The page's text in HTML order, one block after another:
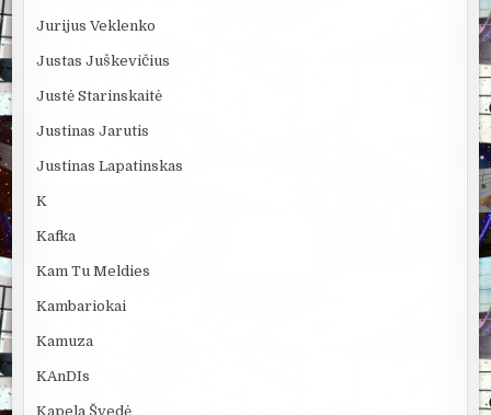
Jurijus Veklenko
Justas Juškevičius
Justė Starinskaitė
Justinas Jarutis
Justinas Lapatinskas
K
Kafka
Kam Tu Meldies
Kambariokai
Kamuza
KAnDIs
Kapela Švedė